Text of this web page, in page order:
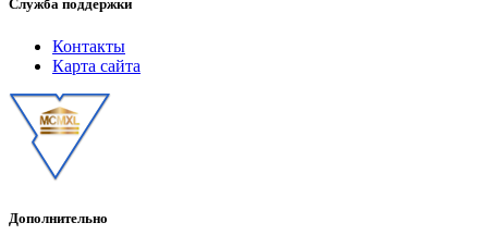
Служба поддержки
Контакты
Карта сайта
Дополнительно